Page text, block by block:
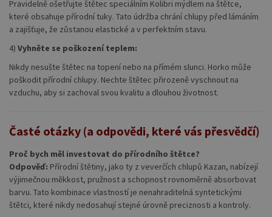
Pravidelně ošetřujte štětec speciálním Kolibri mýdlem na štětce,
které obsahuje přírodní tuky. Tato údržba chrání chlupy před lámáním
a zajišťuje, že zůstanou elastické a v perfektním stavu.
4) Vyhněte se poškození teplem:
Nikdy nesušte štětec na topení nebo na přímém slunci. Horko může
poškodit přírodní chlupy. Nechte štětec přirozeně vyschnout na
vzduchu, aby si zachoval svou kvalitu a dlouhou životnost.
Časté otázky (a odpovědi, které vás přesvědčí)
Proč bych měl investovat do přírodního štětce?
Odpověď: Přírodní štětiny, jako ty z veverčích chlupů Kazan, nabízejí
výjimečnou měkkost, pružnost a schopnost rovnoměrně absorbovat
barvu. Tato kombinace vlastností je nenahraditelná syntetickými
štětci, které nikdy nedosahují stejné úrovně preciznosti a kontroly.